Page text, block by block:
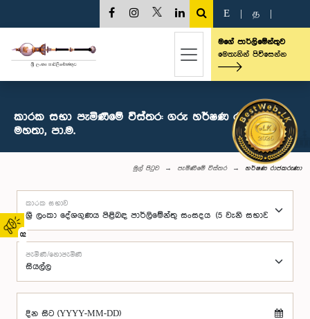
02
E த
මගේ පාර්ලිමේන්තුව
මෙතැනින් පිවිසෙන්න
කාරක සභා පැමිණීමේ විස්තර: ගරු හර්ෂණ රාජකරුණා
මහතා, පා.ම.
මුල් පිටුව පැමිණීමේ විස්තර හර්ෂණ රාජකරුණා
කාරක සභාව
පැමිණි/නොපැමිණි
දින සිට (YYYY-MM-DD)